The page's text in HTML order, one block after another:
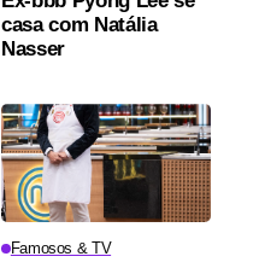
casa com Natália
Nasser
Famosos & TV